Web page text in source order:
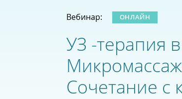
Вебинар: ОНЛАЙН
УЗ -терапия
Сочетание с